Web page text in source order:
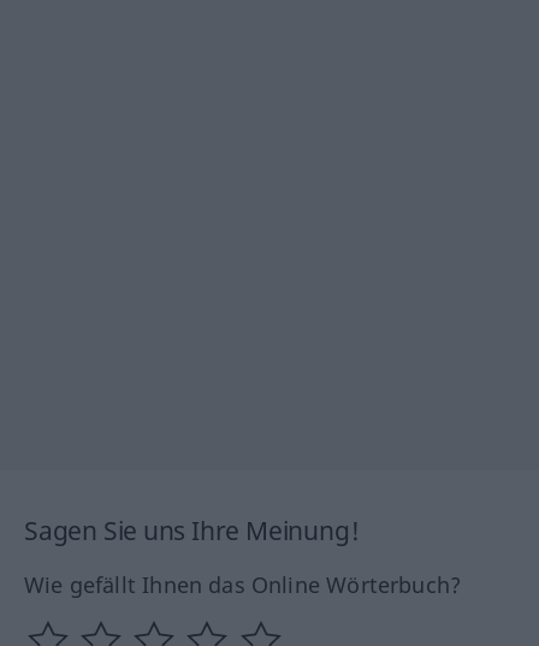
Sagen Sie uns Ihre Meinung!
Wie gefällt Ihnen das Online Wörterbuch?